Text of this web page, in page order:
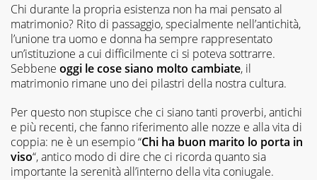
Chi durante la propria esistenza non ha mai pensato al
matrimonio? Rito di passaggio, specialmente nell’antichità,
l’unione tra uomo e donna ha sempre rappresentato
un’istituzione a cui difficilmente ci si poteva sottrarre.
Sebbene oggi le cose siano molto cambiate, il
matrimonio rimane uno dei pilastri della nostra cultura.
Per questo non stupisce che ci siano tanti proverbi, antichi
e più recenti, che fanno riferimento alle nozze e alla vita di
coppia: ne è un esempio “Chi ha buon marito lo porta in
viso“, antico modo di dire che ci ricorda quanto sia
importante la serenità all’interno della vita coniugale.